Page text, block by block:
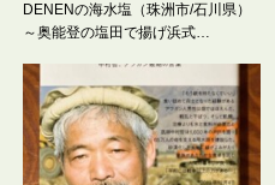
DENENの海水塩（珠洲市/石川県）
～奥能登の塩田で揚げ浜式…